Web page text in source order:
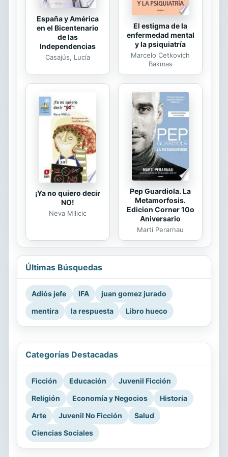
España y América
en el Bicentenario
de las
Independencias
Casajús, Lucía
El estigma de la
enfermedad mental
y la psiquiatría
Marcelo Cetkovich
Bakmas
¡Ya no quiero decir
NO!
Neva Milicic
Pep Guardiola. La
Metamorfosis.
Edicion Corner 10o
Aniversario
Marti Perarnau
Últimas Búsquedas
Adiós jefe IFA
juan gomez jurado
mentira
la respuesta Libro hueco
Categorías Destacadas
Ficción Educación
Juvenil Ficción
Religión
Economía y Negocios
Historia
Arte
Juvenil No Ficción
Salud
Ciencias Sociales